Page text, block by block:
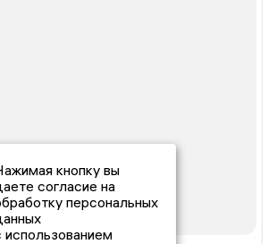
кнопку вы
согласие на
персональных
использованием